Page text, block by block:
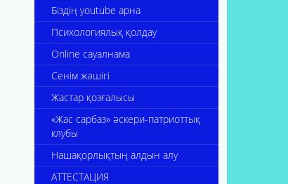
Біздің youtube арна
Психологиялық қолдау
Online сауалнама
Сенім жәшігі
Жастар қозғалысы
«Жас сарбаз» әскери-патриоттық
клубы
Нашақорлықтың алдын алу
АТТЕСТАЦИЯ